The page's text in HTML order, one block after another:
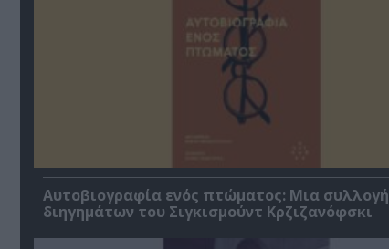
Αυτοβιογραφία ενός πτώματος: Μια συλλογή
διηγημάτων του Σιγκισμούντ Κρζιζανόφσκι